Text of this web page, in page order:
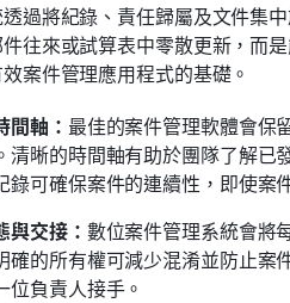
過將紀錄、責任歸屬及文件集
往來或試算表中零散更新，而
案件管理應用程式的基礎。
間軸： 最佳的案件管理軟體會保
清晰的時間軸有助於團隊了解
錄可確保案件的連續性，即使案
與交接： 數位案件管理系統會將
確的所有權可減少混淆並防止
位負責人接手。